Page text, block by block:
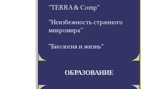
"TERRA & Comp"
"Неизбежность странного
микромира"
"Биология и жизнь"
ОБРАЗОВАНИЕ